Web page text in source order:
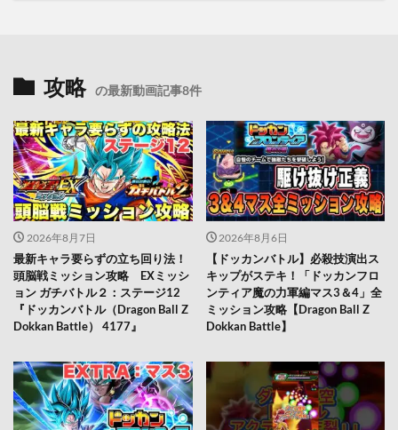
攻略 の最新動画記事8件
2026年8月7日
最新キャラ要らずの立ち回り法！
頭脳戦ミッション攻略 EXミッシ
ョン ガチバトル２：ステージ12
『ドッカンバトル（Dragon Ball Z
Dokkan Battle） 4177』
2026年8月6日
【ドッカンバトル】必殺技演出ス
キップがステキ！「ドッカンフロ
ンティア魔の力軍編マス3＆4」全
ミッション攻略【Dragon Ball Z
Dokkan Battle】